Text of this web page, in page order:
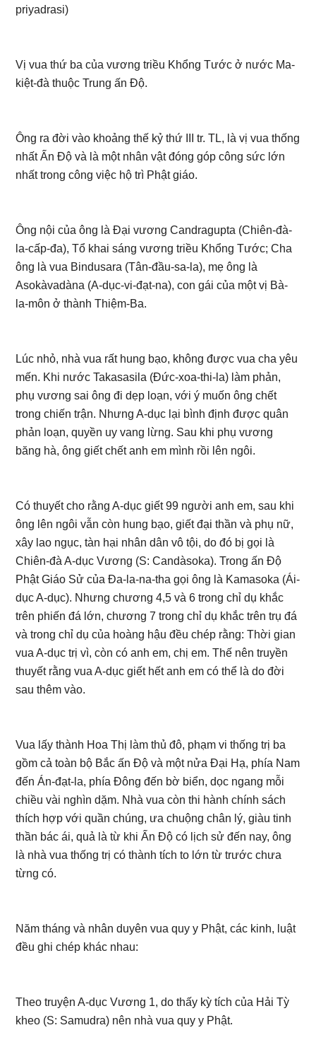
priyadrasi)
Vị vua thứ ba của vương triều Khổng Tước ở nước Ma-
kiệt-đà thuộc Trung ấn Độ.
Ông ra đời vào khoảng thế kỷ thứ III tr. TL, là vị vua thống
nhất Ấn Độ và là một nhân vật đóng góp công sức lớn
nhất trong công việc hộ trì Phật giáo.
Ông nội của ông là Đại vương Candragupta (Chiên-đà-
la-cấp-đa), Tổ khai sáng vương triều Khổng Tước; Cha
ông là vua Bindusara (Tân-đầu-sa-la), mẹ ông là
Asokàvadàna (A-dục-vi-đạt-na), con gái của một vị Bà-
la-môn ở thành Thiệm-Ba.
Lúc nhỏ, nhà vua rất hung bạo, không được vua cha yêu
mến. Khi nước Takasasila (Đức-xoa-thi-la) làm phản,
phụ vương sai ông đi dẹp loạn, với ý muốn ông chết
trong chiến trận. Nhưng A-dục lại bình định được quân
phản loạn, quyền uy vang lừng. Sau khi phụ vương
băng hà, ông giết chết anh em mình rồi lên ngôi.
Có thuyết cho rằng A-dục giết 99 người anh em, sau khi
ông lên ngôi vẫn còn hung bạo, giết đại thần và phụ nữ,
xây lao ngục, tàn hại nhân dân vô tội, do đó bị gọi là
Chiên-đà A-dục Vương (S: Candàsoka). Trong ấn Độ
Phật Giáo Sử của Đa-la-na-tha gọi ông là Kamasoka (Ái-
dục A-dục). Nhưng chương 4,5 và 6 trong chỉ dụ khắc
trên phiến đá lớn, chương 7 trong chỉ dụ khắc trên trụ đá
và trong chỉ dụ của hoàng hậu đều chép rằng: Thời gian
vua A-dục trị vì, còn có anh em, chị em. Thế nên truyền
thuyết rằng vua A-dục giết hết anh em có thể là do đời
sau thêm vào.
Vua lấy thành Hoa Thị làm thủ đô, phạm vi thống trị ba
gồm cả toàn bộ Bắc ấn Độ và một nửa Đại Hạ, phía Nam
đến Án-đạt-la, phía Đông đến bờ biển, dọc ngang mỗi
chiều vài nghìn dặm. Nhà vua còn thi hành chính sách
thích hợp với quần chúng, ưa chuộng chân lý, giàu tinh
thần bác ái, quả là từ khi Ấn Độ có lịch sử đến nay, ông
là nhà vua thống trị có thành tích to lớn từ trước chưa
từng có.
Năm tháng và nhân duyên vua quy y Phật, các kinh, luật
đều ghi chép khác nhau:
Theo truyện A-dục Vương 1, do thấy kỳ tích của Hải Tỳ
kheo (S: Samudra) nên nhà vua quy y Phật.